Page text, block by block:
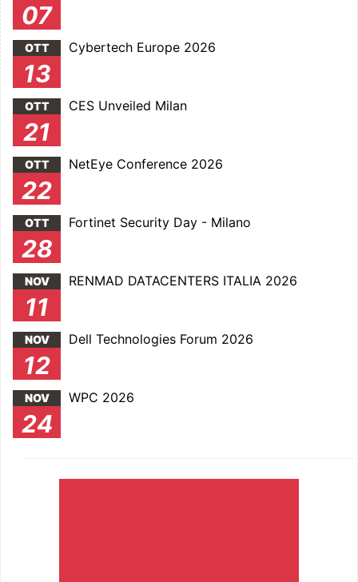
07
OTT
13
Cybertech Europe 2026
OTT
21
CES Unveiled Milan
OTT
22
NetEye Conference 2026
OTT
28
Fortinet Security Day - Milano
NOV
11
RENMAD DATACENTERS ITALIA 2026
NOV
12
Dell Technologies Forum 2026
NOV
24
WPC 2026